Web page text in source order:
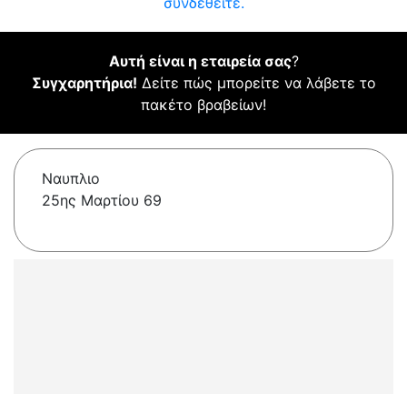
Αυτή είναι η εταιρεία σας?
Συγχαρητήρια! Δείτε πώς μπορείτε να λάβετε το
πακέτο βραβείων!
Ναυπλιο
25ης Μαρτίου 69